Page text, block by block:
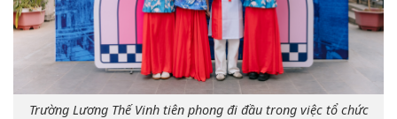
Trường Lương Thế Vinh tiên phong đi đầu trong việc tổ chức